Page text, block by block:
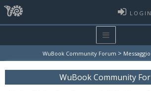
LOGIN
WuBook Community Forum >
WuBook Community